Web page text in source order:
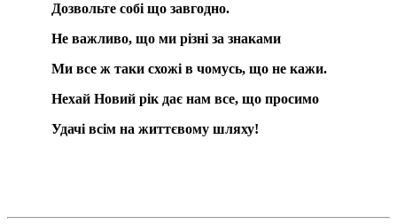
Дозвольте собі що завгодно.
Не важливо, що ми різні за знаками
Ми все ж таки схожі в чомусь, що не кажи.
Нехай Новий рік дає нам все, що просимо
Удачі всім на життєвому шляху!